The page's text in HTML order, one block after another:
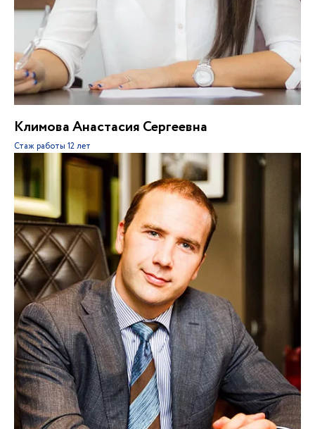
Климова Анастасия Сергеевна
Стаж работы 12 лет